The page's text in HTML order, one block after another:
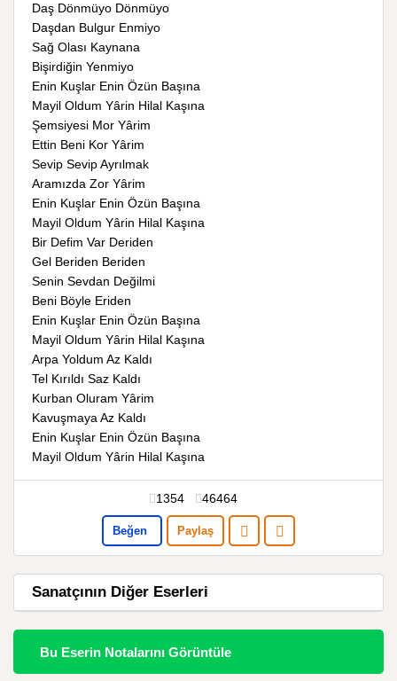
Daş Dönmüyo Dönmüyo
Daşdan Bulgur Enmiyo
Sağ Olası Kaynana
Bişirdiğin Yenmiyo
Enin Kuşlar Enin Özün Başına
Mayil Oldum Yârin Hilal Kaşına
Şemsiyesi Mor Yârim
Ettin Beni Kor Yârim
Sevip Sevip Ayrılmak
Aramızda Zor Yârim
Enin Kuşlar Enin Özün Başına
Mayil Oldum Yârin Hilal Kaşına
Bir Defim Var Deriden
Gel Beriden Beriden
Senin Sevdan Değilmi
Beni Böyle Eriden
Enin Kuşlar Enin Özün Başına
Mayil Oldum Yârin Hilal Kaşına
Arpa Yoldum Az Kaldı
Tel Kırıldı Saz Kaldı
Kurban Oluram Yârim
Kavuşmaya Az Kaldı
Enin Kuşlar Enin Özün Başına
Mayil Oldum Yârin Hilal Kaşına
1354 46464
Beğen Paylaş
Sanatçının Diğer Eserleri
Bu Eserin Notalarını Görüntüle